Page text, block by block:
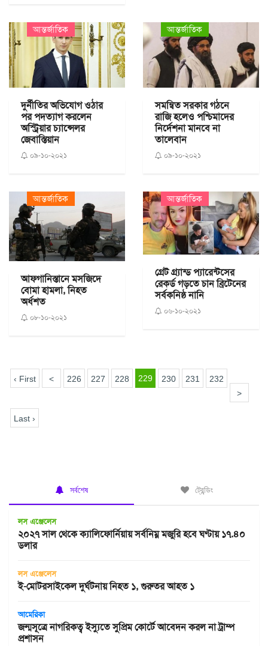
আন্তর্জাতিক
দুর্নীতির অভিযোগ ওঠার
পর পদত্যাগ করলেন
অস্ট্রিয়ার চ্যান্সেলর
জেবাস্তিয়ান
০৯-১০-২০২১
আন্তর্জাতিক
সমন্বিত সরকার গঠনে
রাজি হলেও পশ্চিমাদের
নির্দেশনা মানবে না
তালেবান
০৯-১০-২০২১
আন্তর্জাতিক
আফগানিস্তানে মসজিদে
বোমা হামলা, নিহত
অর্ধশত
০৮-১০-২০২১
আন্তর্জাতিক
গ্রেট গ্র্যান্ড প্যারেন্টসের
রেকর্ড গড়তে চান ব্রিটেনের
সর্বকনিষ্ঠ নানি
০৬-১০-২০২১
‹ First < 226 227 228 229 230 231
232
>
Last ›
সর্বশেষ ট্রেন্ডিং
লস এঞ্জেলেস
২০২৭ সাল থেকে ক্যালিফোর্নিয়ায় সর্বনিম্ন মজুরি হবে ঘণ্টায় ১৭.৪০
ডলার
লস এঞ্জেলেস
ই-মোটরসাইকেল দুর্ঘটনায় নিহত ১, গুরুতর আহত ১
আমেরিকা
জন্মসূত্রে নাগরিকত্ব ইস্যুতে সুপ্রিম কোর্টে আবেদন করল না ট্রাম্প
প্রশাসন